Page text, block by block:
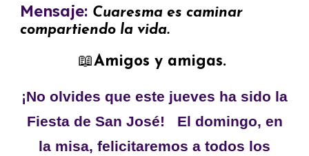
Mensaje: Cuaresma escaminar
compartiendo la vida.
📖Amigos y amigas.
¡No olvides que este jueves ha sido la
Fiesta de San José! El domingo, en
la misa, felicitaremos a todos los